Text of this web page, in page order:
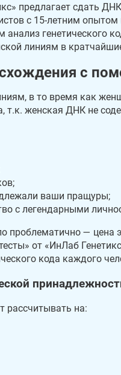
предлагает сдать
с 15-летним
генетического
линиям в
с
в то время как
т.к. женская ДНК не
ваши пращуры;
с легендарными
проблематично — цена
от «ИнЛаб
кода каждого
рассчитывать на: